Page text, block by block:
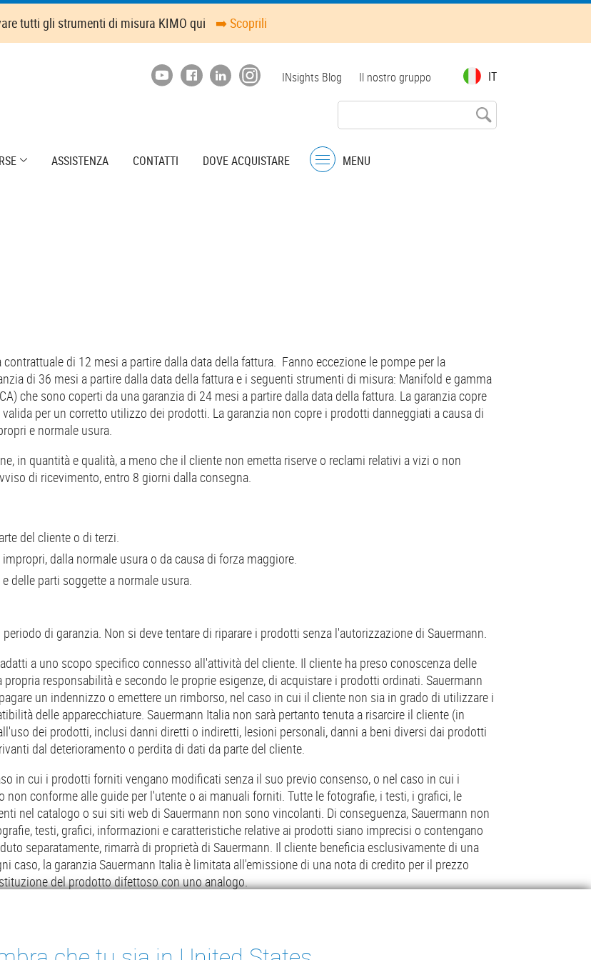
tutti gli strumenti di misura KIMO qui ➡️ Scoprili
IT
Top
INsights Blog Il nostro gruppo
ASSISTENZA CONTATTI
DOVE ACQUISTARE
Menu
MENU
di 12 mesi a partire dalla data della fattura. Fanno eccezione le pompe per la
di 36 mesi a partire dalla data della fattura e i seguenti strumenti di misura: Manifold e gamma
che sono coperti da una garanzia di 24 mesi a partire dalla data della fattura. La garanzia copre
per un corretto utilizzo dei prodotti. La garanzia non copre i prodotti danneggiati a causa di
e normale usura.
in quantità e qualità, a meno che il cliente non emetta riserve o reclami relativi a vizi o non
di ricevimento, entro 8 giorni dalla consegna.
del cliente o di terzi.
dalla normale usura o da causa di forza maggiore.
delle parti soggette a normale usura.
di garanzia. Non si deve tentare di riparare i prodotti senza l'autorizzazione di Sauermann.
a uno scopo specifico connesso all'attività del cliente. Il cliente ha preso conoscenza delle
responsabilità e secondo le proprie esigenze, di acquistare i prodotti ordinati. Sauermann
un indennizzo o emettere un rimborso, nel caso in cui il cliente non sia in grado di utilizzare i
delle apparecchiature. Sauermann Italia non sarà pertanto tenuta a risarcire il cliente (in
dei prodotti, inclusi danni diretti o indiretti, lesioni personali, danni a beni diversi dai prodotti
dal deterioramento o perdita di dati da parte del cliente.
in cui i prodotti forniti vengano modificati senza il suo previo consenso, o nel caso in cui i
conforme alle guide per l'utente o ai manuali forniti. Tutte le fotografie, i testi, i grafici, le
nel catalogo o sui siti web di Sauermann non sono vincolanti. Di conseguenza, Sauermann non
testi, grafici, informazioni e caratteristiche relative ai prodotti siano imprecisi o contengano
separatamente, rimarrà di proprietà di Sauermann. Il cliente beneficia esclusivamente di una
caso, la garanzia Sauermann Italia è limitata all'emissione di una nota di credito per il prezzo
del prodotto difettoso con uno analogo.
STRUMENTI DI MISURA